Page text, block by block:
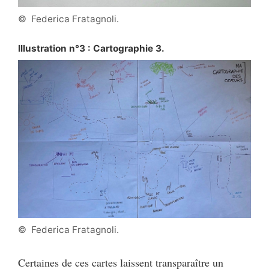
© Federica Fratagnoli.
Illustration n°3 : Cartographie 3.
© Federica Fratagnoli.
Certaines de ces cartes laissent transparaître un